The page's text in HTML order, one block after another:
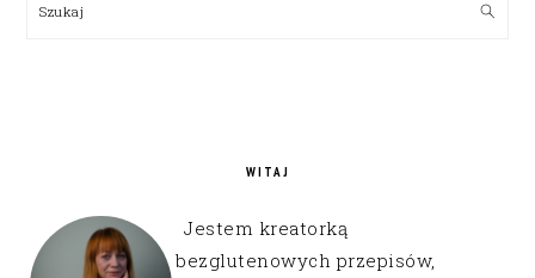
Szukaj
WITAJ
Jestem kreatorką
bezglutenowych przepisów,